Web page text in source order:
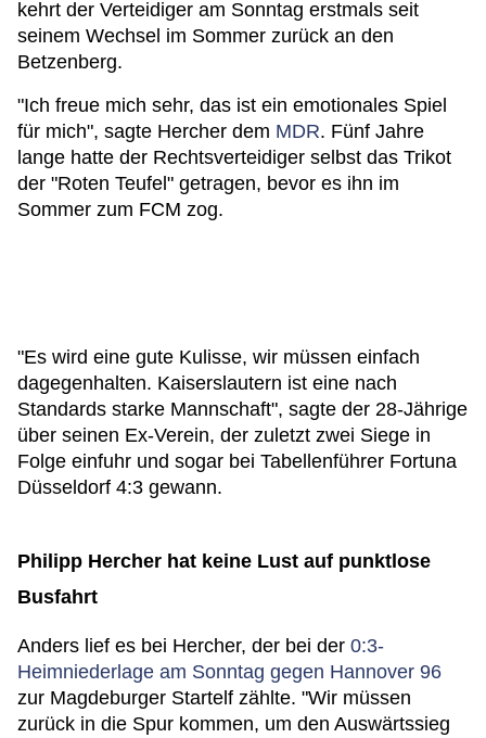
kehrt der Verteidiger am Sonntag erstmals seit
seinem Wechsel im Sommer zurück an den
Betzenberg.
"Ich freue mich sehr, das ist ein emotionales Spiel
für mich", sagte Hercher dem MDR. Fünf Jahre
lange hatte der Rechtsverteidiger selbst das Trikot
der "Roten Teufel" getragen, bevor es ihn im
Sommer zum FCM zog.
"Es wird eine gute Kulisse, wir müssen einfach
dagegenhalten. Kaiserslautern ist eine nach
Standards starke Mannschaft", sagte der 28-Jährige
über seinen Ex-Verein, der zuletzt zwei Siege in
Folge einfuhr und sogar bei Tabellenführer Fortuna
Düsseldorf 4:3 gewann.
Philipp Hercher hat keine Lust auf punktlose
Busfahrt
Anders lief es bei Hercher, der bei der 0:3-
Heimniederlage am Sonntag gegen Hannover 96
zur Magdeburger Startelf zählte. "Wir müssen
zurück in die Spur kommen, um den Auswärtssieg